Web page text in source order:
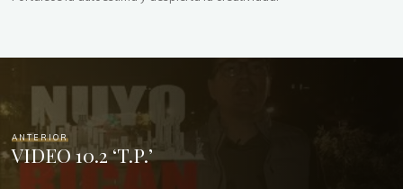
ANTERIOR
VIDEO 10.2 ‘T.P.’